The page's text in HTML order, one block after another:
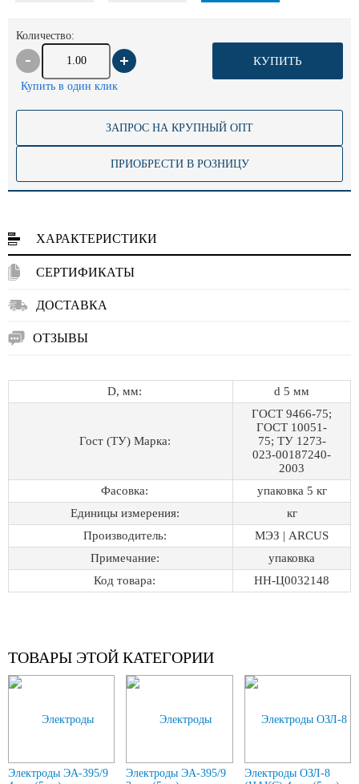
Количество:
КУПИТЬ
Купить в один клик
ЗАПРОС НА КРУПНЫЙ ОПТ
ПРИОБРЕСТИ В РОЗНИЦУ
ХАРАКТЕРИСТИКИ
СЕРТИФИКАТЫ
ДОСТАВКА
ОТЗЫВЫ
D, мм: d 5 мм
Гост (ТУ) Марка:
ГОСТ 9466-75;
ГОСТ 10051-
75; ТУ 1273-
023-00187240-
2003
Фасовка:
упаковка 5 кг
Единицы измерения:
кг
Производитель:
МЭЗ | ARCUS
Примечание:
упаковка
Код товара:
НН-Ц0032148
ТОВАРЫ ЭТОЙ КАТЕГОРИИ
Электроды ЭА-395/9
Электроды ЭА-395/9
Электроды ОЗЛ-8